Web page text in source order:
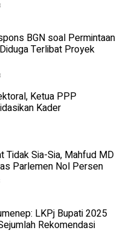
BGN soal Permintaan
Terlibat Proyek
Ketua PPP
Kader
Tidak Sia-Sia, Mahfud MD
Parlemen Nol Persen
LKPj Bupati 2025
Rekomendasi